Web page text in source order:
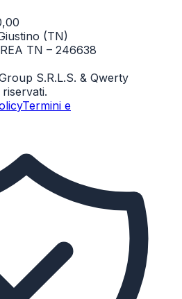
(TN)
TN – 246638
S.R.L.S. & Qwerty
Termini e